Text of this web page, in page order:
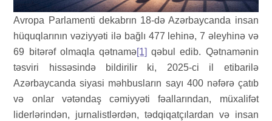
Avropa Parlamenti dekabrın 18-də Azərbaycanda insan
hüquqlarının vəziyyəti ilə bağlı 477 lehinə, 7 əleyhinə və
69 bitərəf olmaqla qətnamə[1] qəbul edib. Qətnamənin
təsviri hissəsində bildirilir ki, 2025-ci il etibarilə
Azərbaycanda siyasi məhbusların sayı 400 nəfərə çatıb
və onlar vətəndaş cəmiyyəti fəallarından, müxalifət
liderlərindən, jurnalistlərdən, tədqiqatçılardan və insan